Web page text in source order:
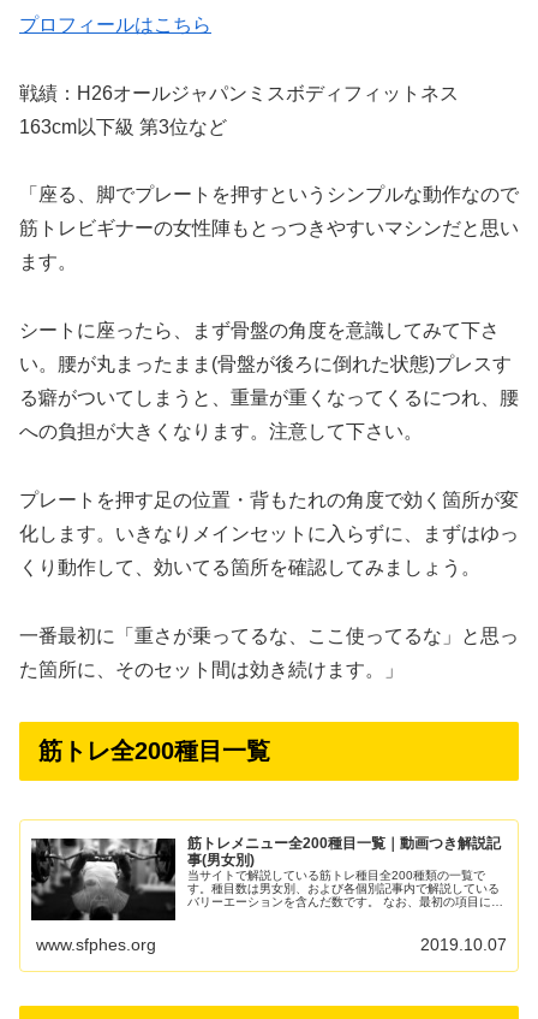
プロフィールはこちら
戦績：H26オールジャパンミスボディフィットネス
163cm以下級 第3位など
「座る、脚でプレートを押すというシンプルな動作なので
筋トレビギナーの女性陣もとっつきやすいマシンだと思い
ます。
シートに座ったら、まず骨盤の角度を意識してみて下さ
い。腰が丸まったまま(骨盤が後ろに倒れた状態)プレスす
る癖がついてしまうと、重量が重くなってくるにつれ、腰
への負担が大きくなります。注意して下さい。
プレートを押す足の位置・背もたれの角度で効く箇所が変
化します。いきなりメインセットに入らずに、まずはゆっ
くり動作して、効いてる箇所を確認してみましょう。
一番最初に「重さが乗ってるな、ここ使ってるな」と思っ
た箇所に、そのセット間は効き続けます。」
筋トレ全200種目一覧
筋トレメニュー全200種目一覧｜動画つき解説記
事(男女別)
当サイトで解説している筋トレ種目全200種類の一覧で
す。種目数は男女別、および各個別記事内で解説している
バリーエーションを含んだ数です。 なお、最初の項目にリ
www.sfphes.org 2019.10.07